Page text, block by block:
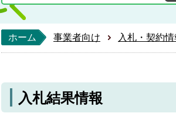
ホーム 事業者向け 入札・契約
入札結果情報